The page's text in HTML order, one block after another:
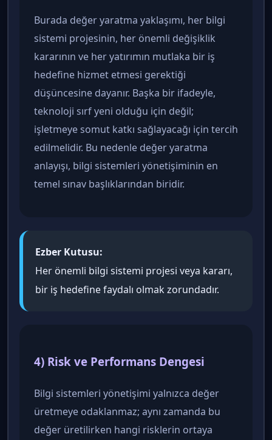
Burada değer yaratma yaklaşımı, her bilgi
sistemi projesinin, her önemli değişiklik
kararının ve her yatırımın mutlaka bir iş
hedefine hizmet etmesi gerektiği
düşüncesine dayanır. Başka bir ifadeyle,
teknoloji sırf yeni olduğu için değil;
işletmeye somut katkı sağlayacağı için tercih
edilmelidir. Bu nedenle değer yaratma
anlayışı, bilgi sistemleri yönetişiminin en
temel sınav başlıklarından biridir.
Ezber Kutusu:
Her önemli bilgi sistemi projesi veya kararı,
bir iş hedefine faydalı olmak zorundadır.
4) Risk ve Performans Dengesi
Bilgi sistemleri yönetişimi yalnızca değer
üretmeye odaklanmaz; aynı zamanda bu
değer üretilirken hangi risklerin ortaya